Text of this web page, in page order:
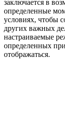
заключается в
определенные
условиях, чтобы
других важных
настраиваемые
определенных
отображаться.